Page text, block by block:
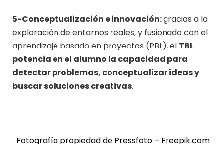
5-Conceptualización e innovación:gracias a la
exploración de entornos reales, y fusionado con el
aprendizaje basado en proyectos (PBL), el TBL
potencia en el alumno la capacidad para
detectar problemas, conceptualizar ideas y
buscar soluciones creativas.
Fotografía propiedad de Pressfoto – Freepik.com